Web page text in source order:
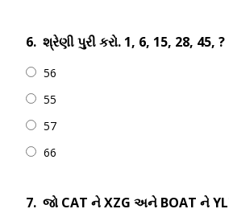
6. શ્રેણી પુરી કરો. 1, 6, 15, 28, 45, ?
56
55
57
66
7. જો CAT ને XZG અને BOAT ને